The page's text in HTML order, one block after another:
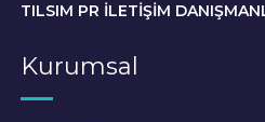
TILSIM PR İLETİŞİM
Kurumsal